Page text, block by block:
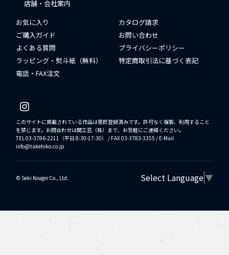
店舗・会社案内
お気に入り
ご購入ガイド
よくある質問
ラッピング・熨斗紙（無料）
電話・FAX注文
カタログ請求
お問い合わせ
プライバシーポリシー
特定商取引法に基づく表記
このサイトに掲載されている作品は意匠登録済みです。許可なく複製、利用すること
を禁じます。お問合わせは関工芸（株）まで、お気軽にご連絡ください。
TEL 03-3786-2211（平日 8:30-17:30） / FAX 03-3783-3355 / E-Mail
info@takehiko.co.jp
©︎ Seki Kougei Co., Ltd. Select Language▼